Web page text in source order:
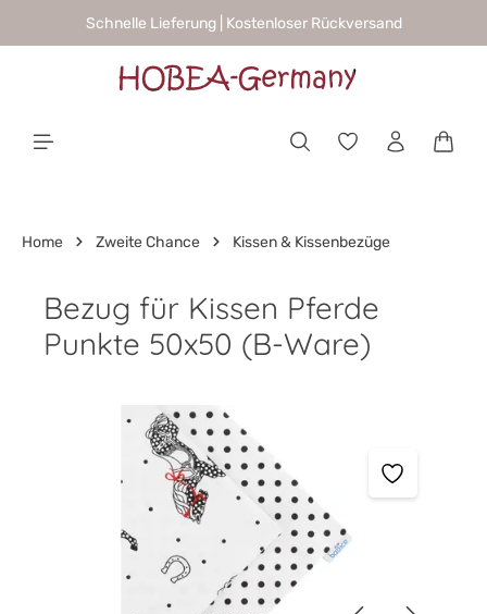
springenSchnelle Lieferung | Kostenloser Rückversand
Home Zweite Chance Kissen & Kissenbezüge
Bezug für Kissen Pferde
Punkte 50x50 (B-Ware)
Bildergalerie überspringen